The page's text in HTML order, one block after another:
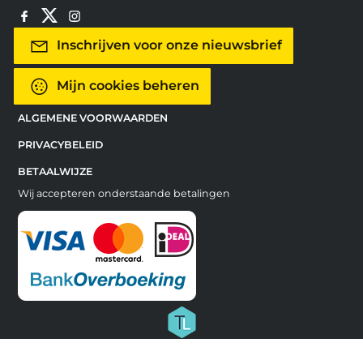
Inschrijven voor onze nieuwsbrief
Mijn cookies beheren
ALGEMENE VOORWAARDEN
PRIVACYBELEID
BETAALWIJZE
Wij accepteren onderstaande betalingen